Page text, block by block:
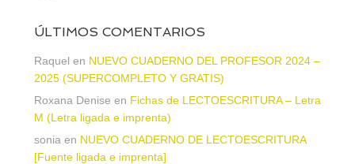
ÚLTIMOS COMENTARIOS
Raquel en NUEVO CUADERNO DEL PROFESOR 2024 –
2025 (SUPERCOMPLETO Y GRATIS)
Roxana Denise en Fichas de LECTOESCRITURA – Letra
M (Letra ligada e imprenta)
sonia en NUEVO CUADERNO DE LECTOESCRITURA
[Fuente ligada e imprenta]